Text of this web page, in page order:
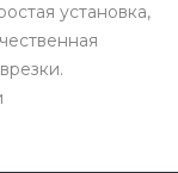
установка,